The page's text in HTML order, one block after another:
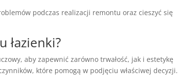
podczas realizacji remontu oraz cieszyć się
łazienki?
aby zapewnić zarówno trwałość, jak i estetykę
które pomogą w podjęciu właściwej decyzji.